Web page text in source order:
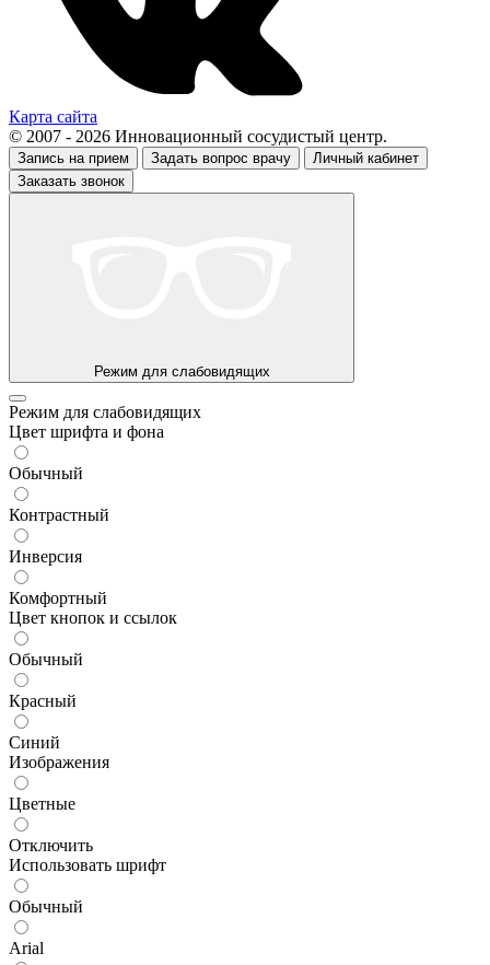
Карта сайта
© 2007 - 2026 Инновационный сосудистый центр.
Запись на прием Задать вопрос врачу
Личный кабинет
Заказать звонок
Режим для слабовидящих
Режим для слабовидящих
Цвет шрифта и фона
Обычный
Контрастный
Инверсия
Комфортный
Цвет кнопок и ссылок
Обычный
Красный
Синий
Изображения
Цветные
Отключить
Использовать шрифт
Обычный
Arial